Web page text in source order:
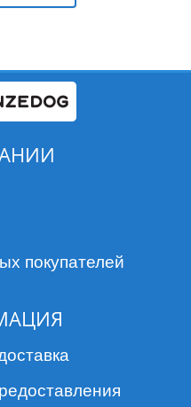
покупателей